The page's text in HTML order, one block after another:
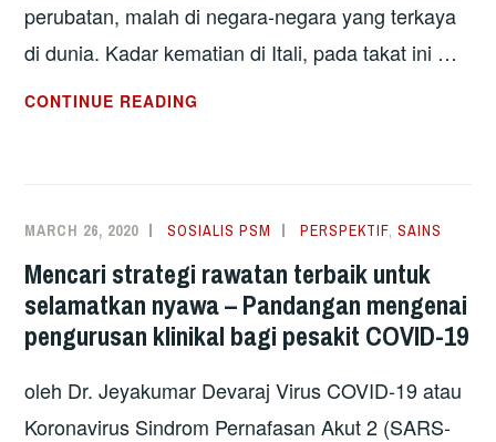
perubatan, malah di negara-negara yang terkaya
di dunia. Kadar kematian di Itali, pada takat ini …
CONTINUE READING
DI
LANDASAN
BETUL
PERLU
LAGI
MARCH 26, 2020 SOSIALIS PSM PERSPEKTIF,SAINS
Mencari strategi rawatan terbaik untuk
selamatkan nyawa – Pandangan mengenai
pengurusan klinikal bagi pesakit COVID-19
oleh Dr. Jeyakumar Devaraj Virus COVID-19 atau
Koronavirus Sindrom Pernafasan Akut 2 (SARS-